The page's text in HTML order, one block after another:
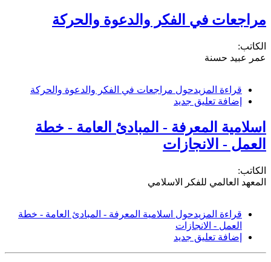
مراجعات في الفكر والدعوة والحركة
الكاتب:
عمر عبيد حسنة
قراءة المزيدحول مراجعات في الفكر والدعوة والحركة
إضافة تعليق جديد
اسلامية المعرفة - المبادئ العامة - خطة
العمل - الانجازات
الكاتب:
المعهد العالمي للفكر الاسلامي
قراءة المزيدحول اسلامية المعرفة - المبادئ العامة - خطة
العمل - الانجازات
إضافة تعليق جديد